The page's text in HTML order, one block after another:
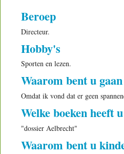
Beroep
Directeur.
Hobby's
Sporten en lezen.
Waarom bent u
Omdat ik vond dat er geen
Welke boeken heeft
"dossier Aelbrecht"
Waarom bent u